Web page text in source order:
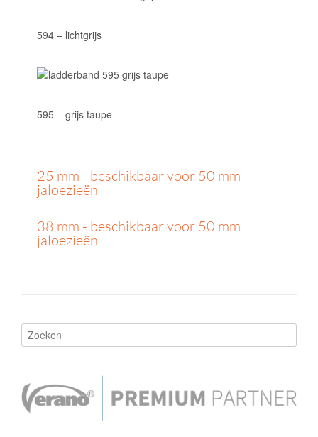
594 – lichtgrijs
595 – grijs taupe
25 mm - beschikbaar voor 50 mm
jaloezieën
38 mm - beschikbaar voor 50 mm
jaloezieën